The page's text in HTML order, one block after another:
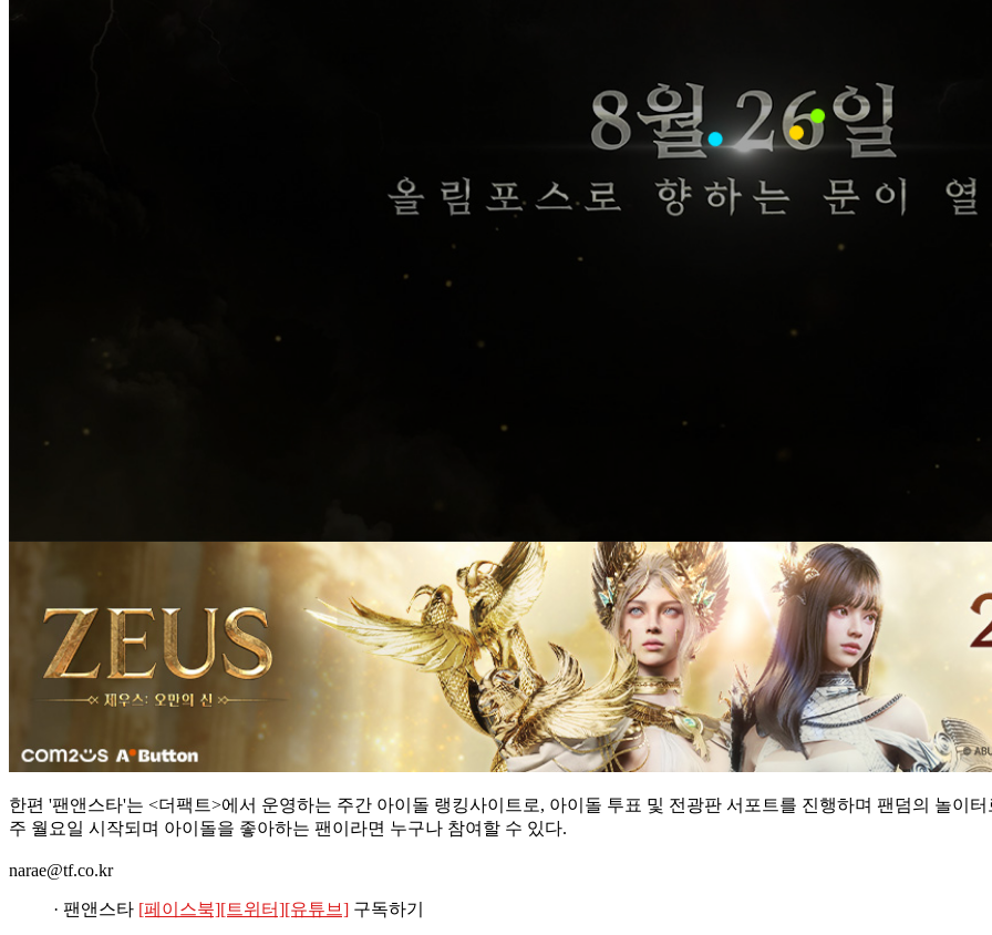
한편 '팬앤스타'는 <더팩트>에서 운영하는 주간 아이돌 랭킹사이트로, 아이돌 투표 및 전광판 서포트를 진행하며 팬덤의 놀이
주 월요일 시작되며 아이돌을 좋아하는 팬이라면 누구나 참여할 수 있다.
narae@tf.co.kr
· 팬앤스타 [페이스북][트위터][유튜브] 구독하기